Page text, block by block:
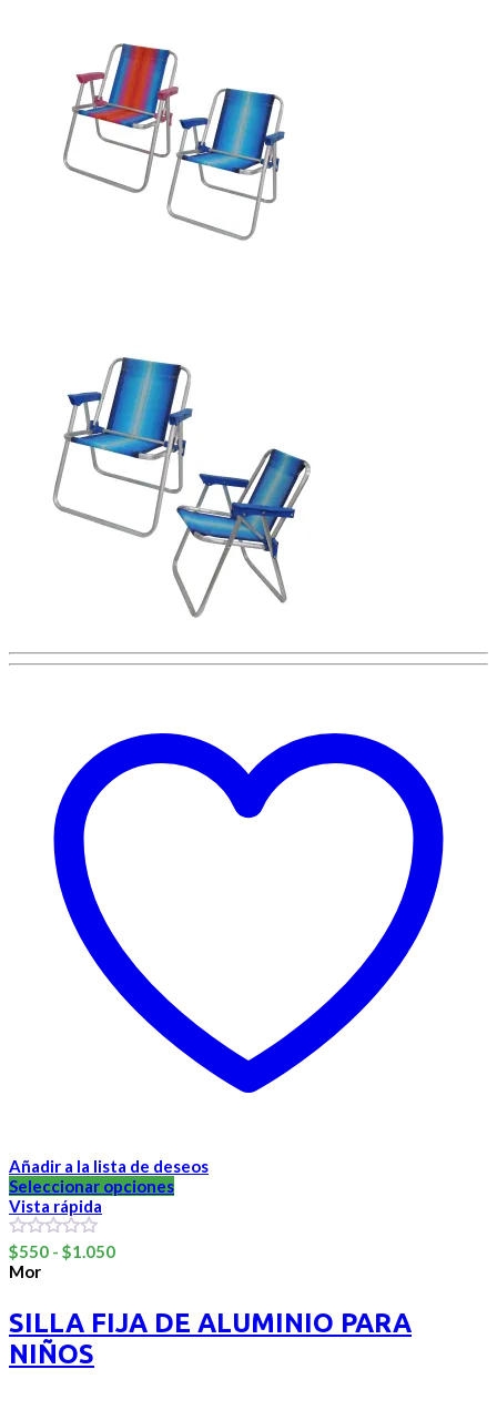
Añadir a la lista de deseos
Seleccionar opciones
Vista rápida
0
out
of
$550 - $1.050Rango
desde
$550
Mor
SILLA FIJA DE ALUMINIO PARA
NIÑOS